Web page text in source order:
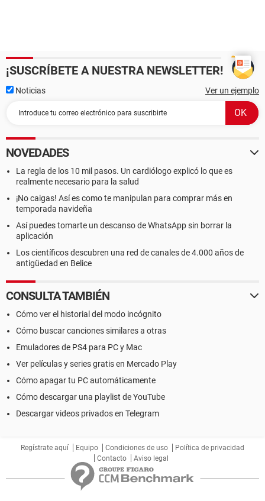
¡SUSCRÍBETE A NUESTRA NEWSLETTER!
Noticias Ver un ejemplo
NOVEDADES
La regla de los 10 mil pasos. Un cardiólogo explicó lo que es
realmente necesario para la salud
¡No caigas! Así es como te manipulan para comprar más en
temporada navideña
Así puedes tomarte un descanso de WhatsApp sin borrar la
aplicación
Los científicos descubren una red de canales de 4.000 años de
antigüedad en Belice
CONSULTA TAMBIÉN
Cómo ver el historial del modo incógnito
Cómo buscar canciones similares a otras
Emuladores de PS4 para PC y Mac
Ver películas y series gratis en Mercado Play
Cómo apagar tu PC automáticamente
Cómo descargar una playlist de YouTube
Descargar videos privados en Telegram
Regístrate aquí Equipo Condiciones de uso
Política de privacidad
Contacto
Aviso legal